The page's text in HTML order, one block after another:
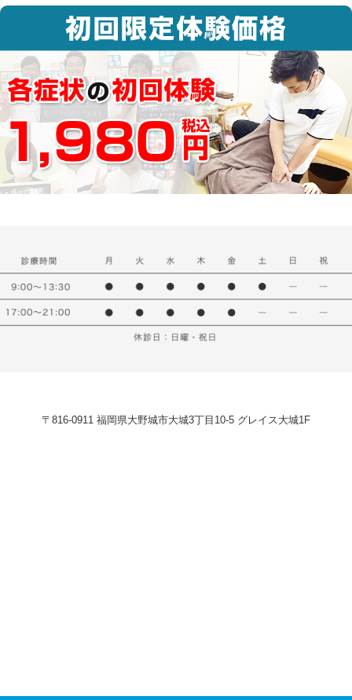
〒816-0911 福岡県大野城市大城3丁目10-5 グレイス大城1F